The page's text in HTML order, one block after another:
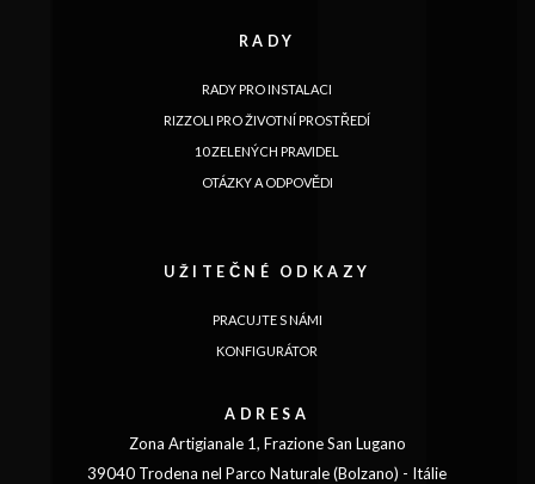
RADY
RADY PRO INSTALACI
RIZZOLI PRO ŽIVOTNÍ PROSTŘEDÍ
10 ZELENÝCH PRAVIDEL
OTÁZKY A ODPOVĚDI
UŽITEČNÉ ODKAZY
PRACUJTE S NÁMI
KONFIGURÁTOR
ADRESA
Zona Artigianale 1, Frazione San Lugano
39040 Trodena nel Parco Naturale (Bolzano) - Itálie